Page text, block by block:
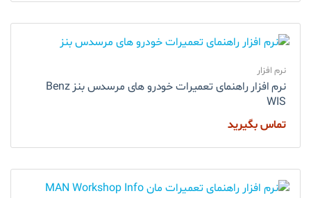
نرم افزار
نرم افزار راهنمای تعمیرات خودرو های مرسدس بنز Benz
WIS
تماس بگیرید